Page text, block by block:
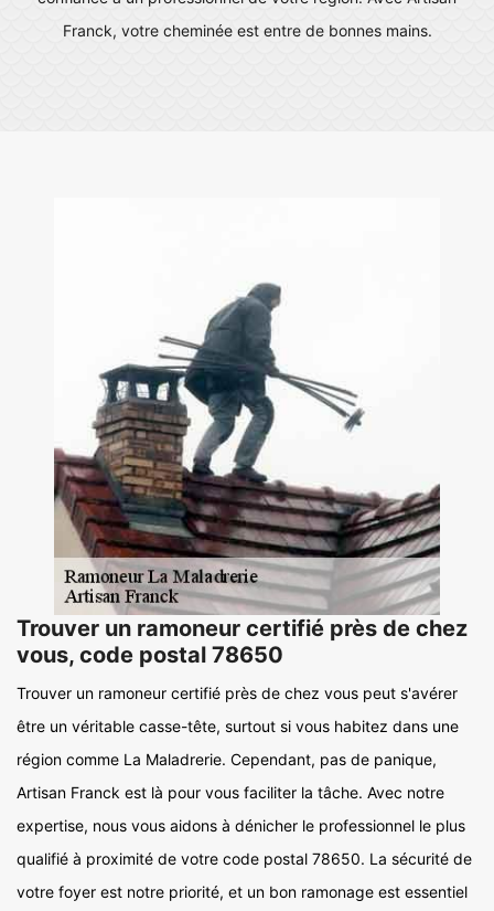
Franck, votre cheminée est entre de bonnes mains.
Trouver un ramoneur certifié près de chez
vous, code postal 78650
Trouver un ramoneur certifié près de chez vous peut s'avérer
être un véritable casse-tête, surtout si vous habitez dans une
région comme La Maladrerie. Cependant, pas de panique,
Artisan Franck est là pour vous faciliter la tâche. Avec notre
expertise, nous vous aidons à dénicher le professionnel le plus
qualifié à proximité de votre code postal 78650. La sécurité de
votre foyer est notre priorité, et un bon ramonage est essentiel